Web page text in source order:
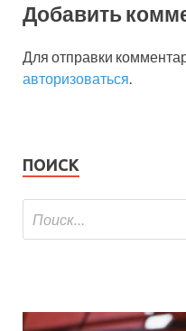
Добавить
Для отправки
авторизоваться
ПОИСК